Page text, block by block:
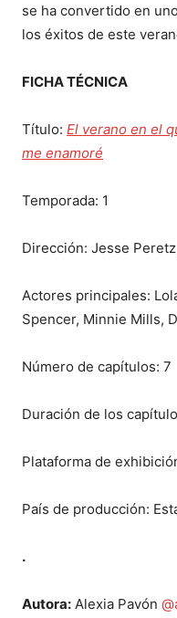
se ha convertido en
los éxitos de este
FICHA TÉCNICA
Título: El verano en el
me enamoré
Temporada: 1
Dirección: Jesse
Actores principales:
Spencer, Minnie Mills,
Número de capítulos: 7
Duración de los
Plataforma de
País de producción:
.
Autora: Alexia Pavón